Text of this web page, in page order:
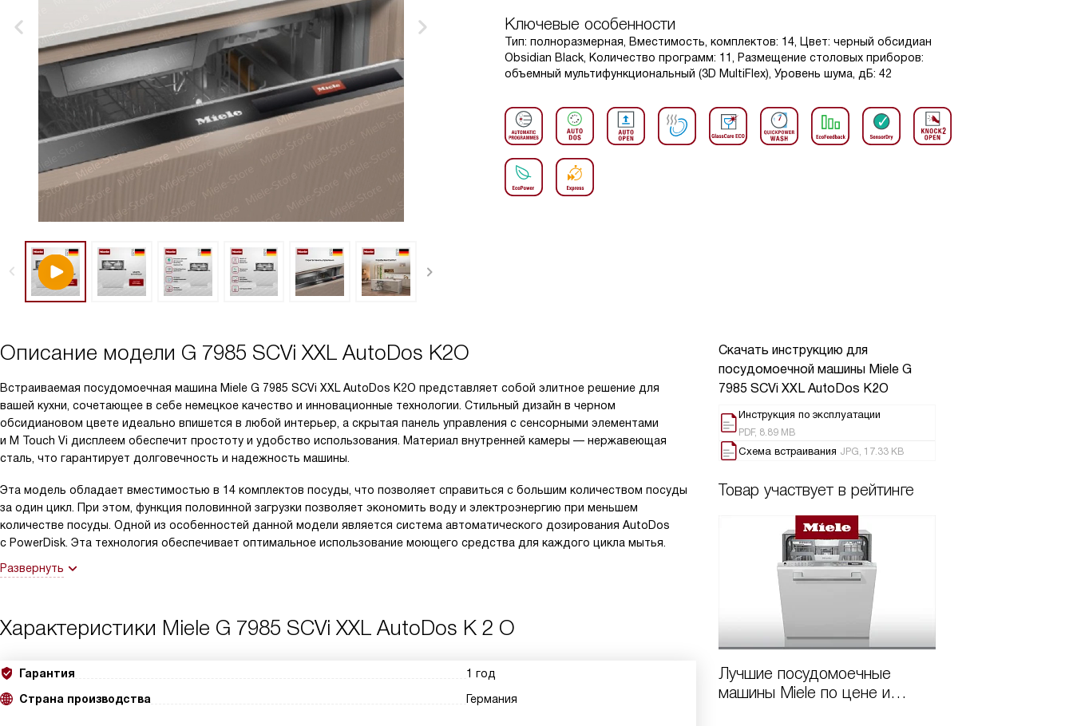
Ключевые особенности
Тип: полноразмерная, Вместимость, комплектов: 14, Цвет: черный обсидиан
Obsidian Black, Количество программ: 11, Размещение столовых приборов:
объемный мультифункциональный (3D MultiFlex), Уровень шума, дБ: 42
Скачать инструкцию для
посудомоечной машины Miele G
7985 SCVi XXL AutoDos K2O
Инструкция по эксплуатации
PDF, 8.89 MB
Схема встраивания JPG, 17.33 KB
Товар участвует в рейтинге
Лучшие посудомоечные
машины Miele по цене и
Описание модели G 7985 SCVi XXL AutoDos K2O
Встраиваемая посудомоечная машина Miele G 7985 SCVi XXL AutoDos K2O представляет собой элитное решение для
вашей кухни, сочетающее в себе немецкое качество и инновационные технологии. Стильный дизайн в черном
обсидиановом цвете идеально впишется в любой интерьер, а скрытая панель управления с сенсорными элементами
и M Touch Vi дисплеем обеспечит простоту и удобство использования. Материал внутренней камеры — нержавеющая
сталь, что гарантирует долговечность и надежность машины.
Эта модель обладает вместимостью в 14 комплектов посуды, что позволяет справиться с большим количеством посуды
за один цикл. При этом, функция половинной загрузки позволяет экономить воду и электроэнергию при меньшем
количестве посуды. Одной из особенностей данной модели является система автоматического дозирования AutoDos
с PowerDisk. Эта технология обеспечивает оптимальное использование моющего средства для каждого цикла мытья.
Развернуть
Характеристики Miele G 7985 SCVi XXL AutoDos K 2 O
Гарантия
1 год
Страна производства
Германия